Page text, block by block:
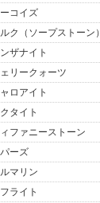
コイズ
ク（ソープストーン）
ザナイト
リークォーツ
ロアイト
タイト
ファニーストーン
パーズ
ルマリン
ライト